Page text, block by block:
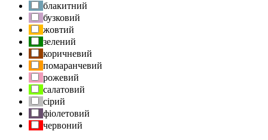
блакитний
бузковий
жовтий
зелений
коричневий
помаранчевий
рожевий
салатовий
сірий
фіолетовий
червоний